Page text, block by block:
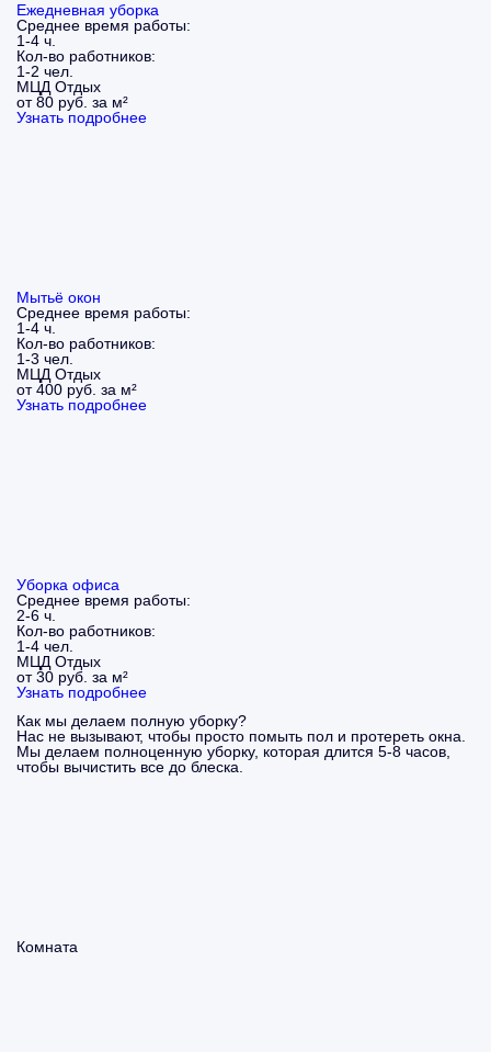
Ежедневная уборка
Среднее время работы:
1-4 ч.
Кол-во работников:
1-2 чел.
МЦД Отдых
от 80 руб. за м²
Узнать подробнее
Мытьё окон
Среднее время работы:
1-4 ч.
Кол-во работников:
1-3 чел.
МЦД Отдых
от 400 руб. за м²
Узнать подробнее
Уборка офиса
Среднее время работы:
2-6 ч.
Кол-во работников:
1-4 чел.
МЦД Отдых
от 30 руб. за м²
Узнать подробнее
Как мы делаем полную уборку?
Нас не вызывают, чтобы просто помыть пол и протереть окна.
Мы делаем полноценную уборку, которая длится 5-8 часов,
чтобы вычистить все до блеска.
Комната